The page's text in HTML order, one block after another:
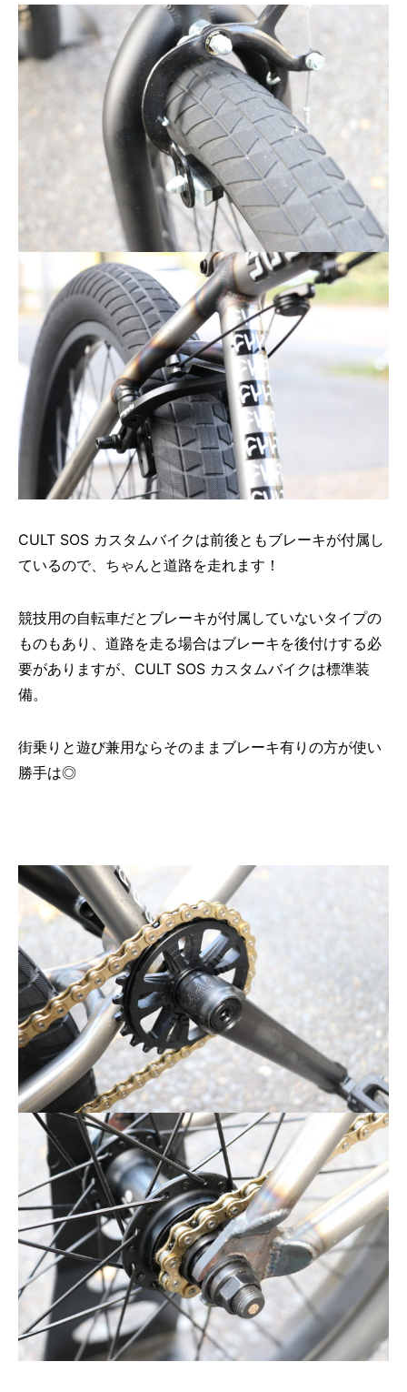
CULT SOS カスタムバイクは前後ともブレーキが付属し
ているので、ちゃんと道路を走れます！
競技用の自転車だとブレーキが付属していないタイプの
ものもあり、道路を走る場合はブレーキを後付けする必
要がありますが、CULT SOS カスタムバイクは標準装
備。
街乗りと遊び兼用ならそのままブレーキ有りの方が使い
勝手は◎